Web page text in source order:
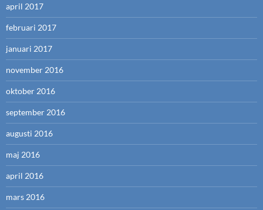
april 2017
februari 2017
januari 2017
november 2016
oktober 2016
september 2016
augusti 2016
maj 2016
april 2016
mars 2016